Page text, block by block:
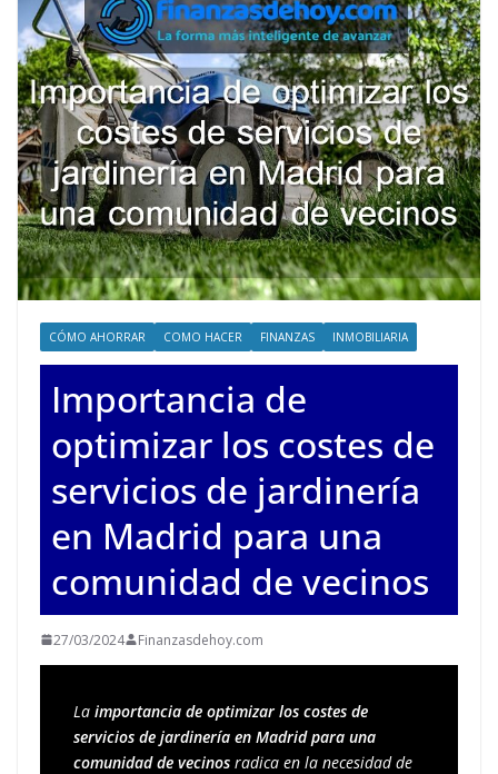
CÓMO AHORRAR COMO HACER FINANZAS INMOBILIARIA
Importancia de
optimizar los costes de
servicios de jardinería
en Madrid para una
comunidad de vecinos
27/03/2024 Finanzasdehoy.com
La importancia de optimizar los costes de
servicios de jardinería en Madrid para una
comunidad de vecinos radica en la necesidad de